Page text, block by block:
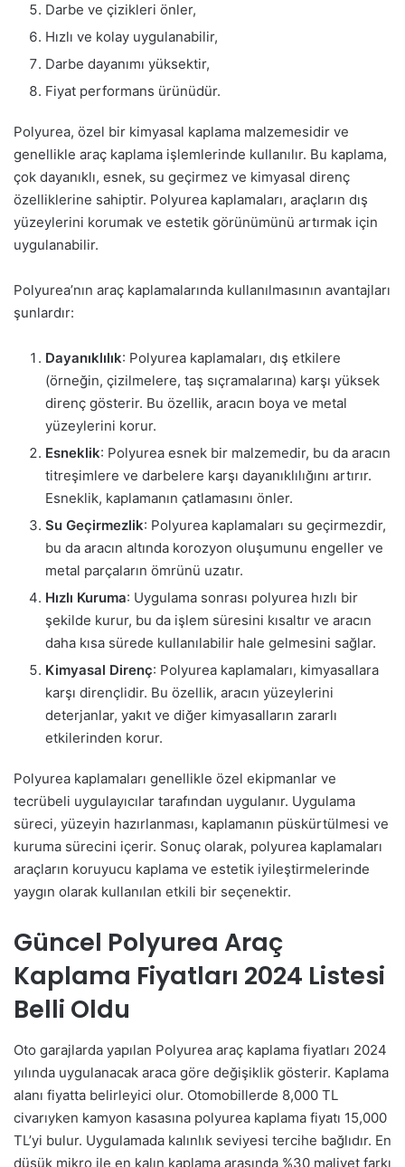
Darbe ve çizikleri önler,
Hızlı ve kolay uygulanabilir,
Darbe dayanımı yüksektir,
Fiyat performans ürünüdür.
Polyurea, özel bir kimyasal kaplama malzemesidir ve
genellikle araç kaplama işlemlerinde kullanılır. Bu kaplama,
çok dayanıklı, esnek, su geçirmez ve kimyasal direnç
özelliklerine sahiptir. Polyurea kaplamaları, araçların dış
yüzeylerini korumak ve estetik görünümünü artırmak için
uygulanabilir.
Polyurea’nın araç kaplamalarında kullanılmasının avantajları
şunlardır:
Dayanıklılık: Polyurea kaplamaları, dış etkilere
(örneğin, çizilmelere, taş sıçramalarına) karşı yüksek
direnç gösterir. Bu özellik, aracın boya ve metal
yüzeylerini korur.
Esneklik: Polyurea esnek bir malzemedir, bu da aracın
titreşimlere ve darbelere karşı dayanıklılığını artırır.
Esneklik, kaplamanın çatlamasını önler.
Su Geçirmezlik: Polyurea kaplamaları su geçirmezdir,
bu da aracın altında korozyon oluşumunu engeller ve
metal parçaların ömrünü uzatır.
Hızlı Kuruma: Uygulama sonrası polyurea hızlı bir
şekilde kurur, bu da işlem süresini kısaltır ve aracın
daha kısa sürede kullanılabilir hale gelmesini sağlar.
Kimyasal Direnç: Polyurea kaplamaları, kimyasallara
karşı dirençlidir. Bu özellik, aracın yüzeylerini
deterjanlar, yakıt ve diğer kimyasalların zararlı
etkilerinden korur.
Polyurea kaplamaları genellikle özel ekipmanlar ve
tecrübeli uygulayıcılar tarafından uygulanır. Uygulama
süreci, yüzeyin hazırlanması, kaplamanın püskürtülmesi ve
kuruma sürecini içerir. Sonuç olarak, polyurea kaplamaları
araçların koruyucu kaplama ve estetik iyileştirmelerinde
yaygın olarak kullanılan etkili bir seçenektir.
Güncel Polyurea Araç
Kaplama Fiyatları 2024 Listesi
Belli Oldu
Oto garajlarda yapılan Polyurea araç kaplama fiyatları 2024
yılında uygulanacak araca göre değişiklik gösterir. Kaplama
alanı fiyatta belirleyici olur. Otomobillerde 8,000 TL
civarıyken kamyon kasasına polyurea kaplama fiyatı 15,000
TL’yi bulur. Uygulamada kalınlık seviyesi tercihe bağlıdır. En
düşük mikro ile en kalın kaplama arasında %30 maliyet farkı